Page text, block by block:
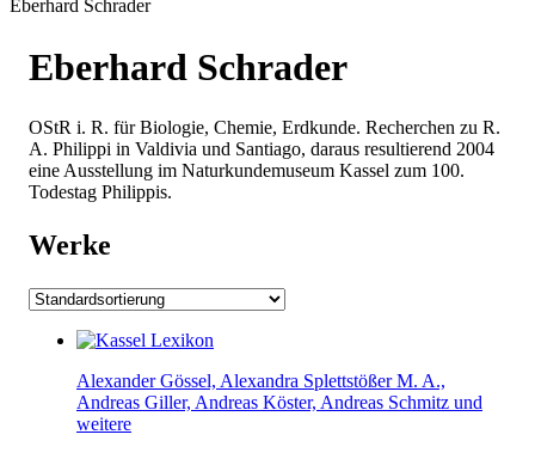
Eberhard Schrader
Eberhard Schrader
OStR i. R. für Biologie, Chemie, Erdkunde. Recherchen zu R.
A. Philippi in Valdivia und Santiago, daraus resultierend 2004
eine Ausstellung im Naturkundemuseum Kassel zum 100.
Todestag Philippis.
Werke
Alexander Gössel, Alexandra Splettstößer M. A.,
Andreas Giller, Andreas Köster, Andreas Schmitz und
weitere